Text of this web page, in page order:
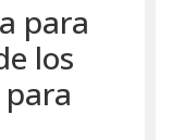
para
los